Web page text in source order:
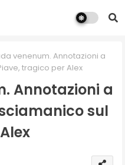
venenum. Annotazioni a
tragico per Alex
Annotazioni a
sul